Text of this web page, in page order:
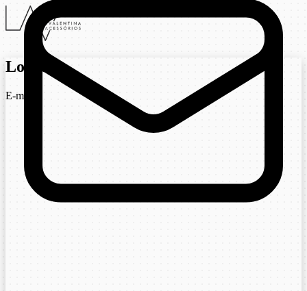
Login
E-mail